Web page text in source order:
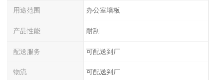
用途范围 办公室墙板
产品性能 耐刮
配送服务 可配送到厂
物流 可配送到厂